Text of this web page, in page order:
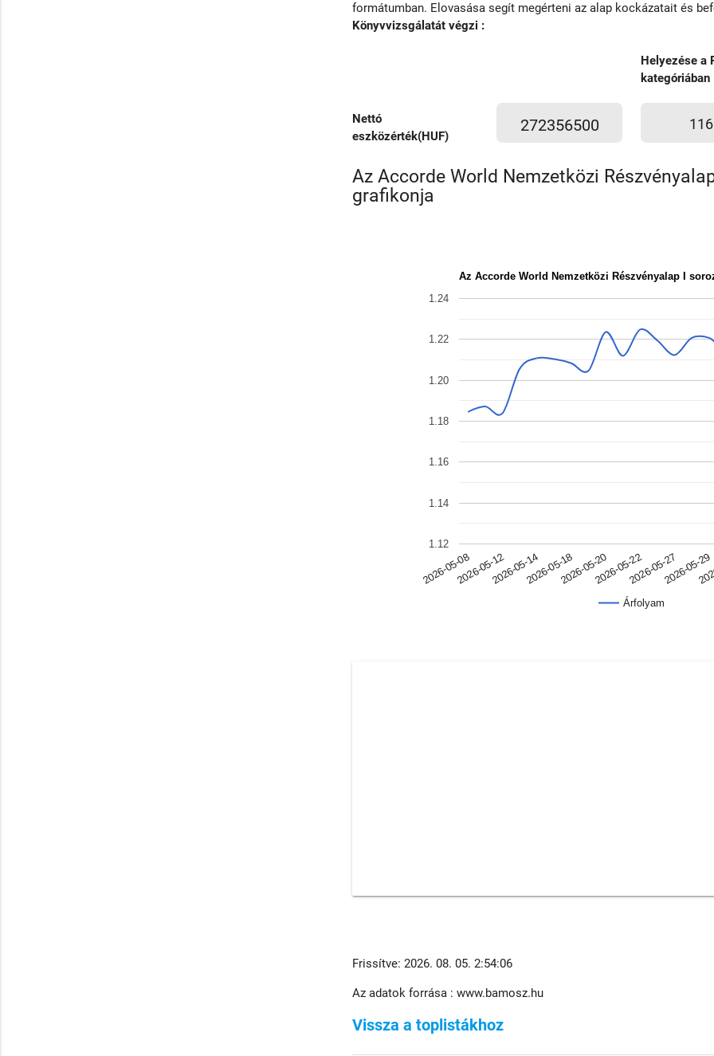
formátumban. Elovasása segít megérteni az alap kockázatait és
Könyvvizsgálatát végzi :
Helyezése a
kategóriában
Nettó
eszközérték(HUF)
272356500
Az Accorde World Nemzetközi
grafikonja
Az Accorde World Nemzetközi Részvényalap I
Árfolyam
2026-05-082026-05-122026-05-142026-05-182026-05-202026-05-222026-05-272026-05-29
1.12
1.14
1.16
1.18
1.20
1.22
1.24
Frissítve: 2026. 08. 05. 2:54:06
Az adatok forrása : www.bamosz.hu
Vissza a toplistákhoz